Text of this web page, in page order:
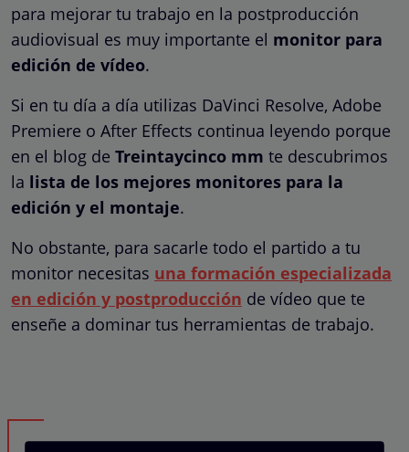
para mejorar tu trabajo en la postproducción
audiovisual es muy importante el monitor para
edición de vídeo.
Si en tu día a día utilizas DaVinci Resolve, Adobe
Premiere o After Effects continua leyendo porque
en el blog de Treintaycinco mm te descubrimos
la lista de los mejores monitores para la
edición y el montaje.
No obstante, para sacarle todo el partido a tu
monitor necesitas una formación especializada
en edición y postproducción de vídeo que te
enseñe a dominar tus herramientas de trabajo.